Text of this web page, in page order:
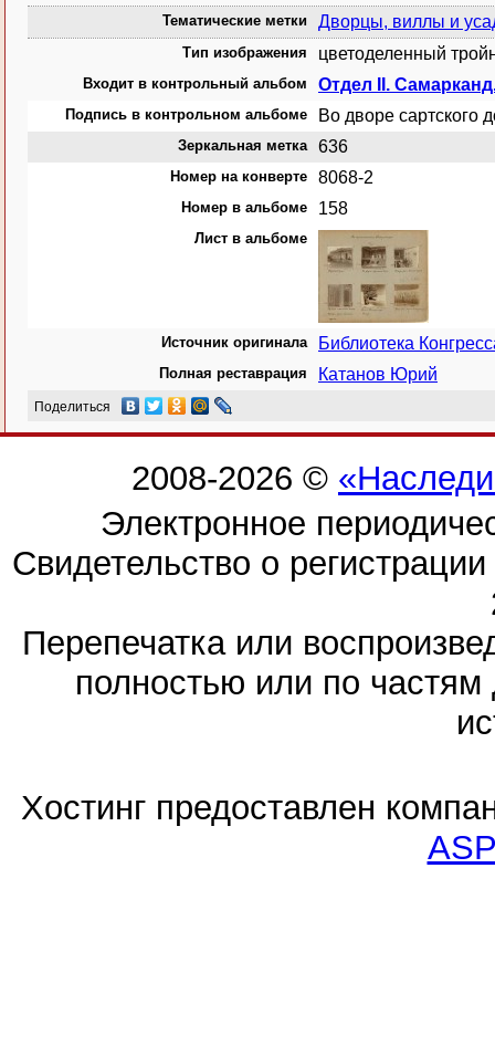
Тематические метки Дворцы, виллы и
Тип изображения цветоделенный
Входит в контрольный альбом Отдел II.
Подпись в контрольном альбоме Во дворе сартского
Зеркальная метка 636
Номер на конверте 8068-2
Номер в альбоме 158
Лист в альбоме
Источник оригинала Библиотека
Полная реставрация Катанов Юрий
Поделиться
2008-2026 ©
Электронное
Свидетельство о
Перепечатка или
полностью или по частям
Хостинг предоставлен